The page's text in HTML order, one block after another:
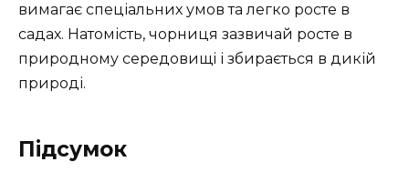
вимагає спеціальних умов та легко росте в
садах. Натомість, чорниця зазвичай росте в
природному середовищі і збирається в дикій
природі.
Підсумок